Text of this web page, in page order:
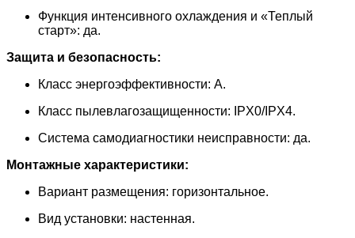
Функция интенсивного охлаждения и «Теплый
старт»: да.
Защита и безопасность:
Класс энергоэффективности: A.
Класс пылевлагозащищенности: IPX0/IPX4.
Система самодиагностики неисправности: да.
Монтажные характеристики:
Вариант размещения: горизонтальное.
Вид установки: настенная.